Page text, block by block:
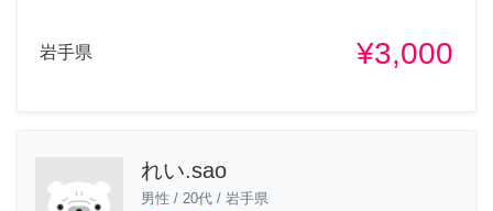
岩手県 ¥3,000
れい.sao
男性 / 20代 / 岩手県